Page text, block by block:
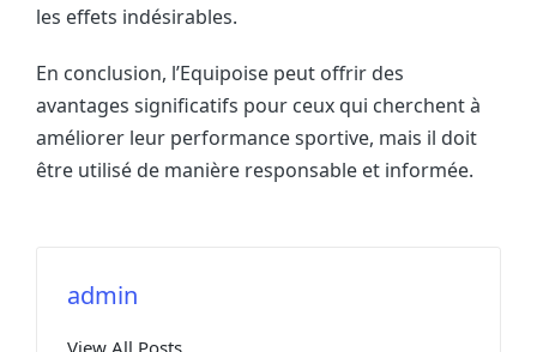
les effets indésirables.
En conclusion, l’Equipoise peut offrir des
avantages significatifs pour ceux qui cherchent à
améliorer leur performance sportive, mais il doit
être utilisé de manière responsable et informée.
admin